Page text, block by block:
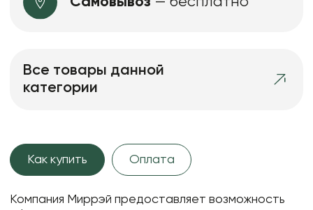
Все товары данной
категории
Как купить Оплата
Компания Миррэй предоставляет возможность